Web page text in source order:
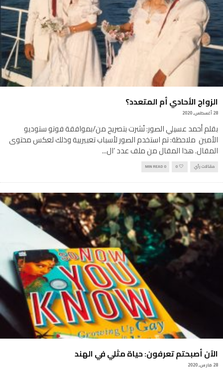
الزواج الأحادي أم المتعدد؟
28 أغسطس, 2020
بقلم أحمد عسيلي الصور: نُشرت بتصريح من/بموافقة فوتو ستوديو
الأمين ملاحظة: تم استخدم الصور لأسباب تعبيريية وذلك لعكس محتوى
المقال. هذا المقال من ملف عدد ‘ال...
مقالات رأي 0
0 MIN READ
الآن أصبحتم تعرفون: حياة مثلي في الهند
28 مارس, 2020